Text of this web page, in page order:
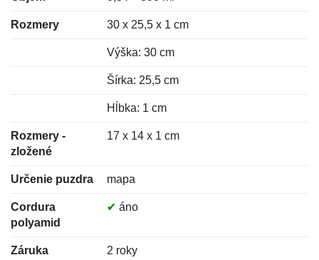
Rozmery 30 x 25,5 x 1 cm
Výška: 30 cm
Šírka: 25,5 cm
Hĺbka: 1 cm
Rozmery -
zložené
17 x 14 x 1 cm
Určenie puzdra mapa
Cordura
polyamid
✔ áno
Záruka 2 roky